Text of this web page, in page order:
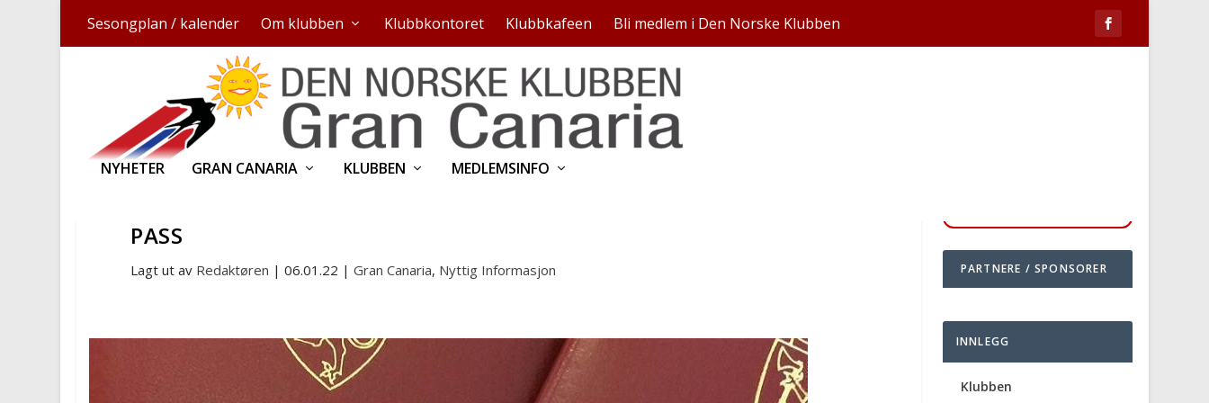
Sesongplan / kalender Om klubben Klubbkontoret Klubbkafeen Bli medlem i Den Norske Klubben
NYHETER GRAN CANARIA KLUBBEN MEDLEMSINFO
PASS
Lagt ut av Redaktøren |06.01.22 |Gran Canaria, Nyttig Informasjon PARTNERE / SPONSORER
INNLEGG
Klubben